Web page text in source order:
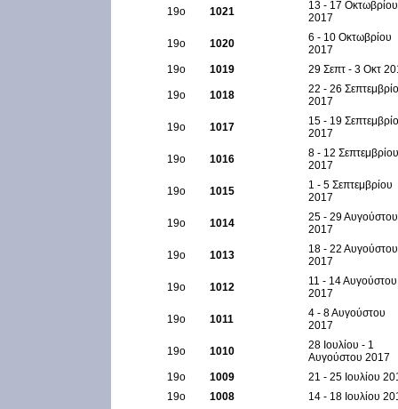
19ο 1021
13 - 17 Οκτωβρίου
2017
19ο 1020
6 - 10 Οκτωβρίου
2017
19ο
1019 29 Σεπτ - 3 Οκτ
19ο 1018
22 - 26
2017
19ο 1017
15 - 19
2017
19ο 1016
8 - 12 Σεπτεμβρίου
2017
19ο 1015
1 - 5 Σεπτεμβρίου
2017
19ο 1014
25 - 29 Αυγούστου
2017
19ο 1013
18 - 22 Αυγούστου
2017
19ο 1012
11 - 14 Αυγούστου
2017
19ο 1011
4 - 8 Αυγούστου
2017
19ο 1010
28 Ιουλίου - 1
Αυγούστου 2017
19ο
1009
21 - 25 Ιουλίου
19ο
1008
14 - 18 Ιουλίου